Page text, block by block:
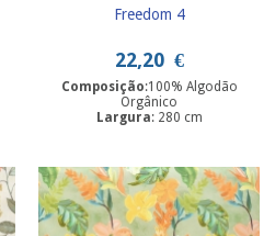
Freedom 4
22,20 €
Composição:100% Algodão
Orgânico
Largura: 280 cm